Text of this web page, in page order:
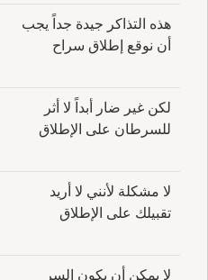
هذه التذاكر جيدة جداً يجب
أن نوقع إطلاق سراح
لكن غير ضار أبداً لا أثر
للسرطان على الإطلاق
لا مشكلة لأنني لا أريد
تقبيلك على الإطلاق
لا يمكن أن يكون السر